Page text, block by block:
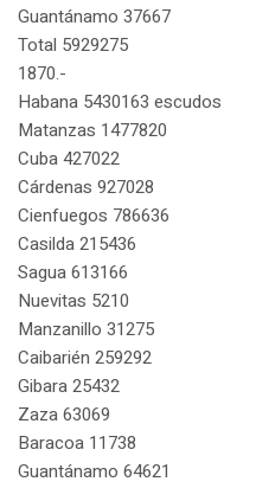
Guantánamo 37667
Total 5929275
1870.-
Habana 5430163 escudos
Matanzas 1477820
Cuba 427022
Cárdenas 927028
Cienfuegos 786636
Casilda 215436
Sagua 613166
Nuevitas 5210
Manzanillo 31275
Caibarién 259292
Gibara 25432
Zaza 63069
Baracoa 11738
Guantánamo 64621